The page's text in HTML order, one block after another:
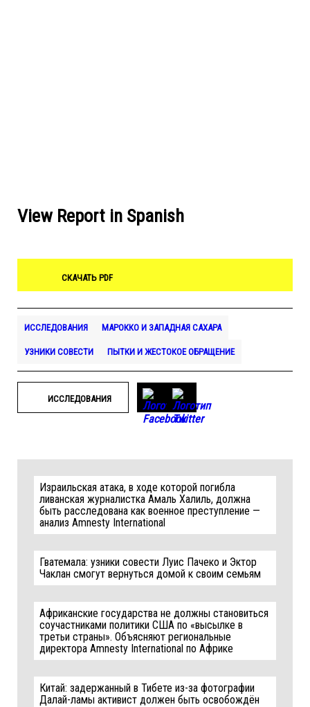
View Report in Spanish
СКАЧАТЬ PDF
ИССЛЕДОВАНИЯ МАРОККО И ЗАПАДНАЯ САХАРА
УЗНИКИ СОВЕСТИ ПЫТКИ И ЖЕСТОКОЕ ОБРАЩЕНИЕ
ИССЛЕДОВАНИЯ
Израильская атака, в ходе которой погибла
ливанская журналистка Амаль Халиль, должна
быть расследована как военное преступление —
анализ Amnesty International
Гватемала: узники совести Луис Пачеко и Эктор
Чаклан смогут вернуться домой к своим семьям
Африканские государства не должны становиться
соучастниками политики США по «высылке в
третьи страны». Объясняют региональные
директора Amnesty International по Африке
Китай: задержанный в Тибете из-за фотографии
Далай-ламы активист должен быть освобождён